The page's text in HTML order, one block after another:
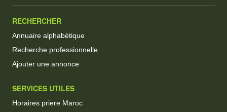
RECHERCHER
Annuaire alphabétique
Recherche professionnelle
Ajouter une annonce
SERVICES UTILES
Horaires priere Maroc